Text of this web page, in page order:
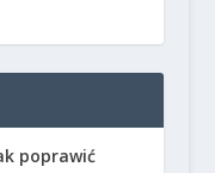
poprawić